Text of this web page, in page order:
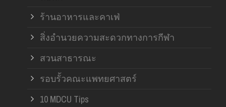
ร้านอาหารและคาเฟ่
สิ่งอำนวยความสะดวกทางการกีฬา
สวนสาธารณะ
รอบรั้วคณะแพทยศาสตร์
10 MDCU Tips